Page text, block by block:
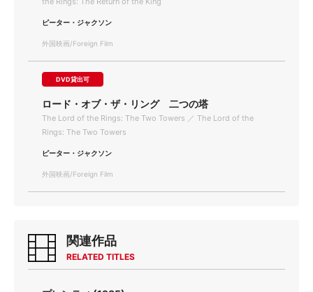
ピーター・ジャクソン
外国映画/Foreign Film
DVD貸出可
ロード・オブ・ザ・リング 二つの塔
The Lord of the Rings: The Two Towers ／ The Lord of the
Rings: The Two Towers
ピーター・ジャクソン
外国映画/Foreign Film
関連作品
RELATED TITLES